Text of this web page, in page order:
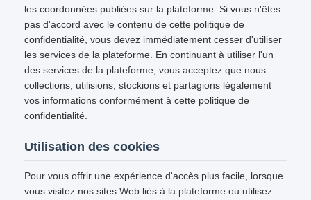
les coordonnées publiées sur la plateforme. Si vous n'êtes
pas d'accord avec le contenu de cette politique de
confidentialité, vous devez immédiatement cesser d'utiliser
les services de la plateforme. En continuant à utiliser l'un
des services de la plateforme, vous acceptez que nous
collections, utilisions, stockions et partagions légalement
vos informations conformément à cette politique de
confidentialité.
Utilisation des cookies
Pour vous offrir une expérience d'accès plus facile, lorsque
vous visitez nos sites Web liés à la plateforme ou utilisez